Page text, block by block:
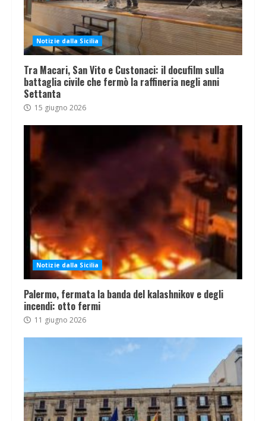
Notizie dalla Sicilia
Tra Macari, San Vito e Custonaci: il docufilm sulla
battaglia civile che fermò la raffineria negli anni
Settanta
15 giugno 2026
Notizie dalla Sicilia
Palermo, fermata la banda del kalashnikov e degli
incendi: otto fermi
11 giugno 2026